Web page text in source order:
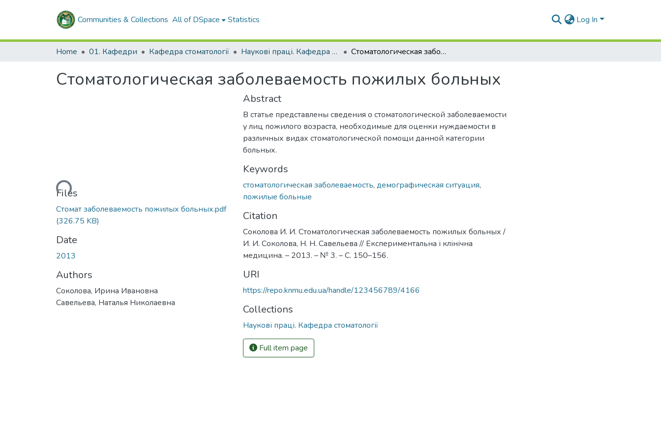
Communities & Collections All of DSpace Statistics Log In
Home 01. Кафедри Кафедра стоматології Наукові праці. Кафедра стоматології Стоматологическая заболеваемость пожилых больных
Стоматологическая заболеваемость пожилых больных
Loading...
Files
Стомат заболеваемость пожилых больных.pdf
(326.75 KB)
Date
2013
Authors
Соколова, Ирина Ивановна
Савельева, Наталья Николаевна
Abstract
В статье представлены сведения о стоматологической заболеваемости
у лиц пожилого возраста, необходимые для оценки нуждаемости в
различных видах стоматологической помощи данной категории
больных.
Keywords
стоматологическая заболеваемость, демографическая ситуация,
пожилые больные
Citation
Соколова И. И. Стоматологическая заболеваемость пожилых больных /
И. И. Соколова, Н. Н. Савельева // Експериментальна і клінічна
медицина. – 2013. – № 3. – С. 150–156.
URI
https://repo.knmu.edu.ua/handle/123456789/4166
Collections
Наукові праці. Кафедра стоматології
Full item page